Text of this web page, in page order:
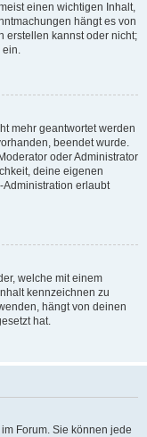
einen wichtigen Inhalt,
hängt es von
erstellen kannst oder nicht;
ein.
mehr geantwortet werden
beendet wurde.
oder Administrator
deine eigenen
erlaubt
welche mit einem
kennzeichnen zu
hängt von deinen
hat.
Forum. Sie können jede